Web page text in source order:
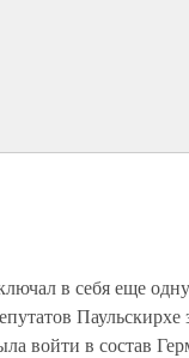
в себя еще
Паульскирхе
войти в состав